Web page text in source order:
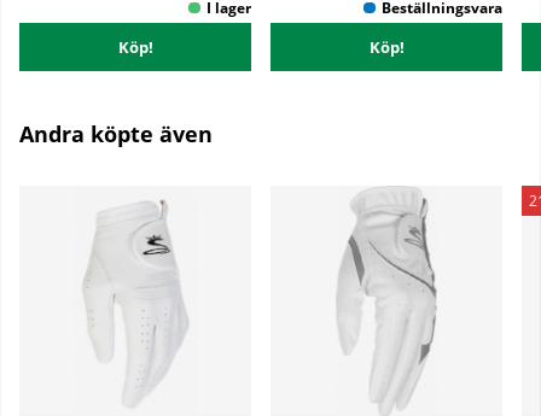
Köp! Köp!
Andra köpte även